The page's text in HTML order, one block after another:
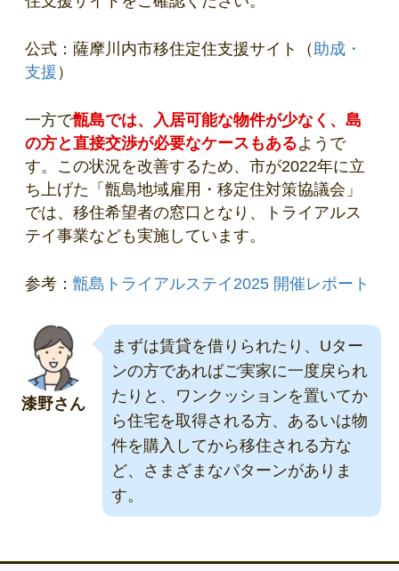
公式：薩摩川内市移住定住支援サイト（ 助成・
支援 ）
一方で甑島では、入居可能な物件が少なく、島
の方と直接交渉が必要なケースもあるようで
す。この状況を改善するため、市が2022年に立
ち上げた「甑島地域雇用・移定住対策協議会」
では、移住希望者の窓口となり、トライアルス
テイ事業なども実施しています。
参考： 甑島トライアルステイ2025 開催レポート
漆野さん
まずは賃貸を借りられたり、Uター
ンの方であればご実家に一度戻られ
たりと、ワンクッションを置いてか
ら住宅を取得される方、あるいは物
件を購入してから移住される方な
ど、さまざまなパターンがありま
す。